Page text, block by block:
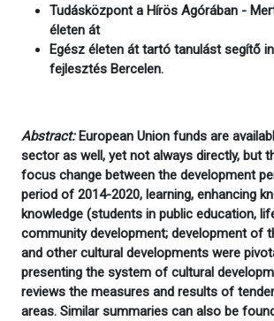
Tudásközpont a Hírös Agórában -
életen át
Egész életen át tartó tanulást segítő
fejlesztés Bercelen.
Abstract:European Union funds are
sector as well, yet not always directly, but
focus change between the development
period of 2014-2020, learning, enhancing
knowledge (students in public education,
community development; development of
and other cultural developments were
presenting the system of cultural
reviews the measures and results of
areas. Similar summaries can also be